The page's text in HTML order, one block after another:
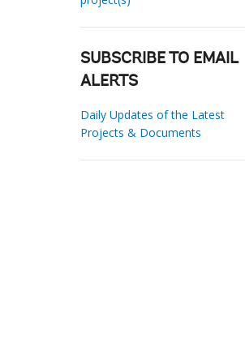
SUBSCRIBE TO EMAIL
ALERTS
Daily Updates of the Latest
Projects & Documents